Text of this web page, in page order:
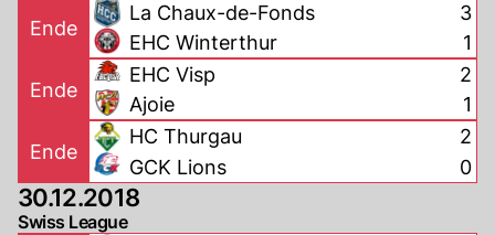
Ende
La Chaux-de-Fonds
EHC Winterthur
3
1
Ende
EHC Visp
Ajoie
2
1
Ende
HC Thurgau
GCK Lions
2
0
30.12.2018
Swiss League